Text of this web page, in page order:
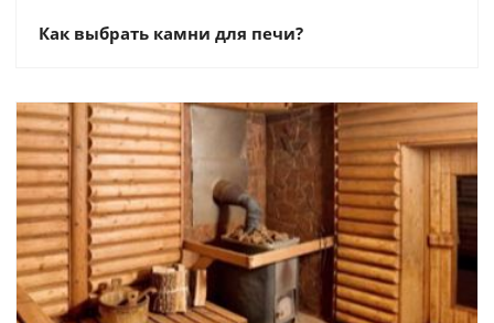
Как выбрать камни для печи?